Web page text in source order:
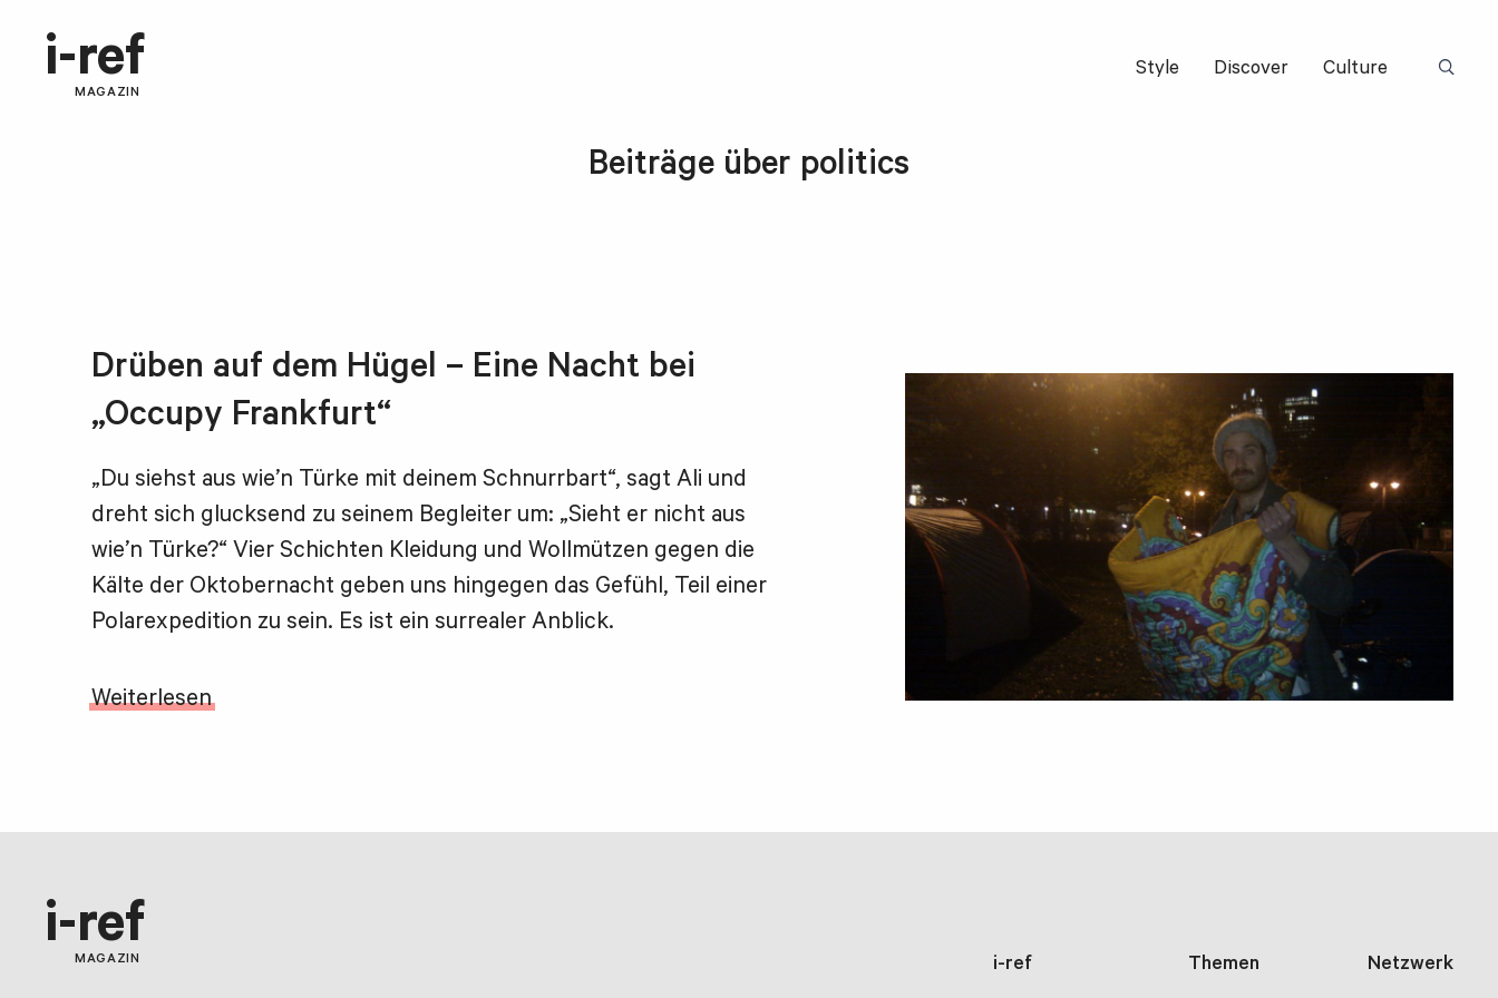
i-ref
MAGAZIN
Style Discover Culture
Beiträge über politics
Drüben auf dem Hügel – Eine Nacht bei
„Occupy Frankfurt“
„Du siehst aus wie’n Türke mit deinem Schnurrbart“, sagt Ali und
dreht sich glucksend zu seinem Begleiter um: „Sieht er nicht aus
wie’n Türke?“ Vier Schichten Kleidung und Wollmützen gegen die
Kälte der Oktobernacht geben uns hingegen das Gefühl, Teil einer
Polarexpedition zu sein. Es ist ein surrealer Anblick.
Weiterlesen
i-ref
MAGAZIN i-ref Themen Netzwerk